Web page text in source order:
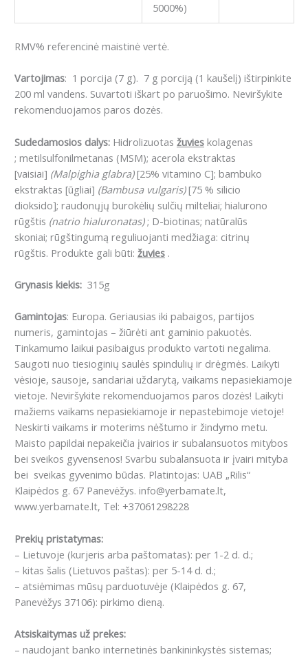
5000%)
RMV% referencinė maistinė vertė.
Vartojimas: 1 porcija (7 g). 7 g porciją (1 kaušelį) ištirpinkite
200 ml vandens. Suvartoti iškart po paruošimo. Neviršykite
rekomenduojamos paros dozės.
Sudedamosios dalys: Hidrolizuotas žuvies kolagenas
; metilsulfonilmetanas (MSM); acerola ekstraktas
[vaisiai] (Malpighia glabra)[25% vitamino C]; bambuko
ekstraktas [ūgliai] (Bambusa vulgaris)[75 % silicio
dioksido]; raudonųjų burokėlių sulčių milteliai; hialurono
rūgštis (natrio hialuronatas); D-biotinas; natūralūs
skoniai; rūgštingumą reguliuojanti medžiaga: citrinų
rūgštis. Produkte gali būti: žuvies .
Grynasis kiekis: 315g
Gamintojas: Europa. Geriausias iki pabaigos, partijos
numeris, gamintojas – žiūrėti ant gaminio pakuotės.
Tinkamumo laikui pasibaigus produkto vartoti negalima.
Saugoti nuo tiesioginių saulės spindulių ir drėgmės. Laikyti
vėsioje, sausoje, sandariai uždarytą, vaikams nepasiekiamoje
vietoje. Neviršykite rekomenduojamos paros dozės! Laikyti
mažiems vaikams nepasiekiamoje ir nepastebimoje vietoje!
Neskirti vaikams ir moterims nėštumo ir žindymo metu.
Maisto papildai nepakeičia įvairios ir subalansuotos mitybos
bei sveikos gyvensenos! Svarbu subalansuota ir įvairi mityba
bei sveikas gyvenimo būdas. Platintojas: UAB „Rilis“
Klaipėdos g. 67 Panevėžys. info@yerbamate.lt,
www.yerbamate.lt, Tel: +37061298228
Prekių pristatymas:
– Lietuvoje (kurjeris arba paštomatas): per 1-2 d. d.;
– kitas šalis (Lietuvos paštas): per 5-14 d. d.;
– atsiėmimas mūsų parduotuvėje (Klaipėdos g. 67,
Panevėžys 37106): pirkimo dieną.
Atsiskaitymas už prekes:
– naudojant banko internetinės bankininkystės sistemas;